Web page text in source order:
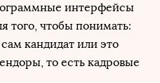
интерфейсы
того, чтобы понимать:
кандидат или это
то есть кадровые